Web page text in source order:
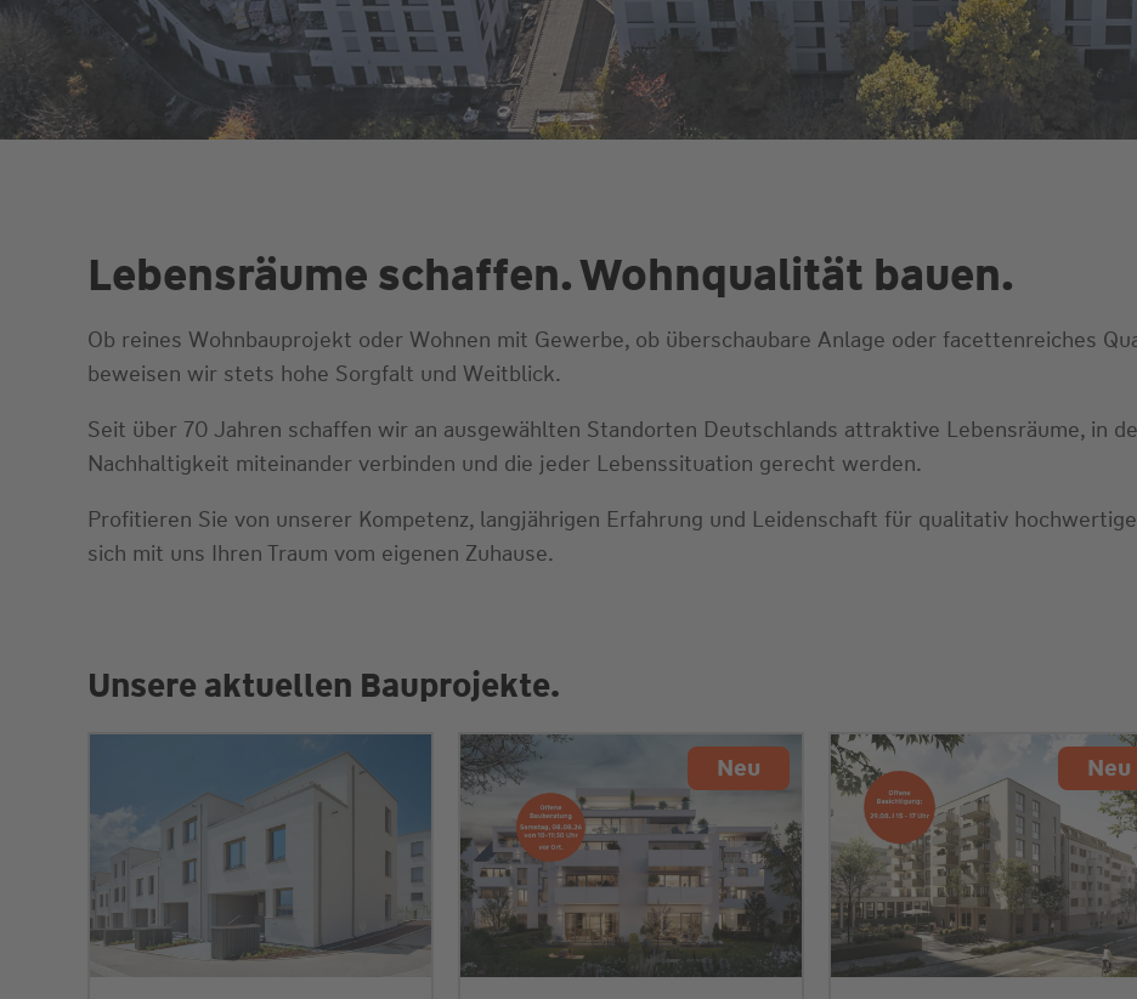
Lebensräume schaffen. Wohnqualität bauen.
Ob reines Wohnbauprojekt oder Wohnen mit Gewerbe, ob überschaubare Anlage oder facettenreiches
beweisen wir stets hohe Sorgfalt und Weitblick.
Seit über 70 Jahren schaffen wir an ausgewählten Standorten Deutschlands attraktive Lebensräume, in
Nachhaltigkeit miteinander verbinden und die jeder Lebenssituation gerecht werden.
Profitieren Sie von unserer Kompetenz, langjährigen Erfahrung und Leidenschaft für qualitativ
sich mit uns Ihren Traum vom eigenen Zuhause.
Unsere aktuellen Bauprojekte.
Neu Neu